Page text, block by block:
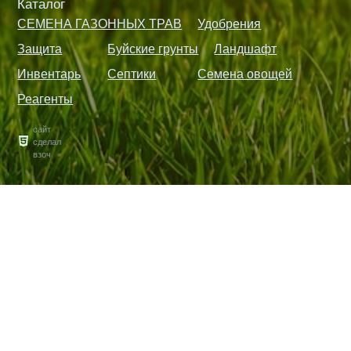
СЕМЕНА ГАЗОННЫХ ТРАВ
Удобрения
Защита
Буйские грунты
Ландшафт
Инвентарь
Септики
Семена овощей
Реагенты
сайт
сделал
взоч